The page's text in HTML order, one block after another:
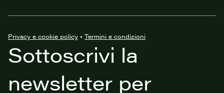
Privacy e cookie policy • Termini e condizioni
Sottoscrivi la
newsletter per